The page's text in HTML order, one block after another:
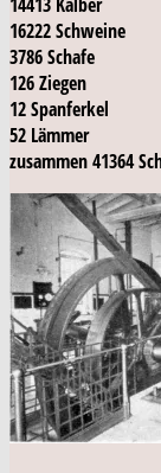
16222 Schweine
3786 Schafe
126 Ziegen
12 Spanferkel
52 Lämmer
zusammen 41364